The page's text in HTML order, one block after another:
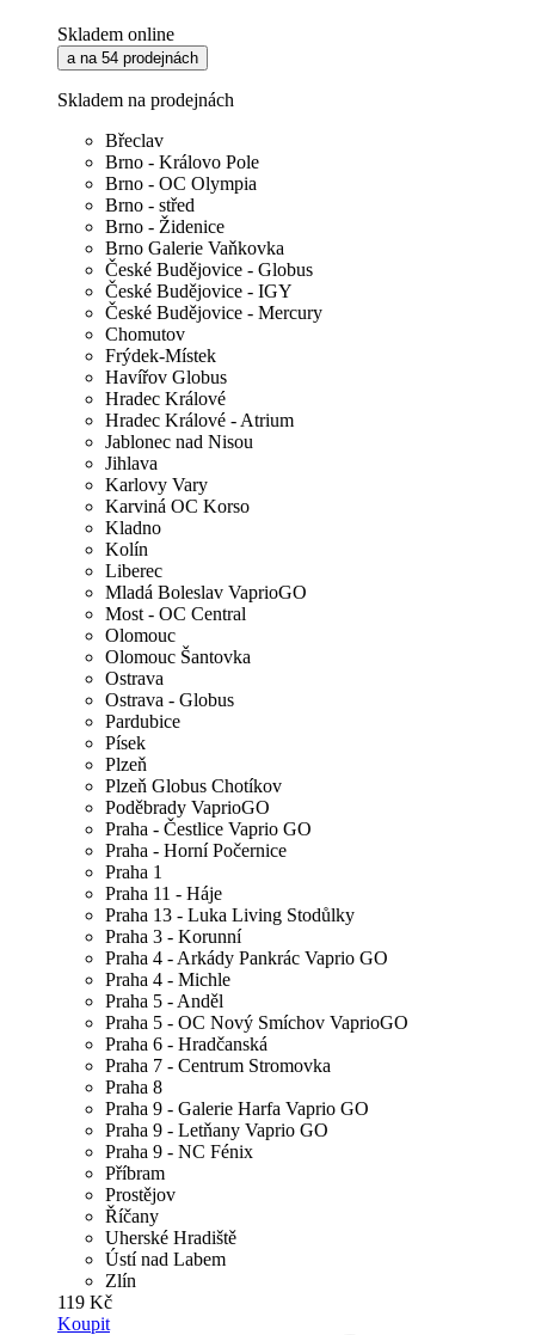
Skladem online
a na 54 prodejnách
Skladem na prodejnách
Břeclav
Brno - Královo Pole
Brno - OC Olympia
Brno - střed
Brno - Židenice
Brno Galerie Vaňkovka
České Budějovice - Globus
České Budějovice - IGY
České Budějovice - Mercury
Chomutov
Frýdek-Místek
Havířov Globus
Hradec Králové
Hradec Králové - Atrium
Jablonec nad Nisou
Jihlava
Karlovy Vary
Karviná OC Korso
Kladno
Kolín
Liberec
Mladá Boleslav VaprioGO
Most - OC Central
Olomouc
Olomouc Šantovka
Ostrava
Ostrava - Globus
Pardubice
Písek
Plzeň
Plzeň Globus Chotíkov
Poděbrady VaprioGO
Praha - Čestlice Vaprio GO
Praha - Horní Počernice
Praha 1
Praha 11 - Háje
Praha 13 - Luka Living Stodůlky
Praha 3 - Korunní
Praha 4 - Arkády Pankrác Vaprio GO
Praha 4 - Michle
Praha 5 - Anděl
Praha 5 - OC Nový Smíchov VaprioGO
Praha 6 - Hradčanská
Praha 7 - Centrum Stromovka
Praha 8
Praha 9 - Galerie Harfa Vaprio GO
Praha 9 - Letňany Vaprio GO
Praha 9 - NC Fénix
Příbram
Prostějov
Říčany
Uherské Hradiště
Ústí nad Labem
Zlín
119 Kč
Koupit